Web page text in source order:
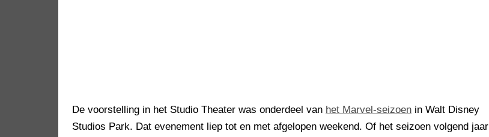
De voorstelling in het Studio Theater was onderdeel van het Marvel-seizoen in Walt Disney
Studios Park. Dat evenement liep tot en met afgelopen weekend. Of het seizoen volgend jaar